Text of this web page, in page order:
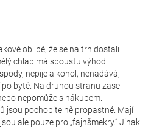
oblibě, že se na trh dostali i
chlap má spoustu výhod!
nepije alkohol, nenadává,
bytě. Na druhou stranu zase
nepomůže s nákupem.
jsou pochopitelně propastné. Mají
ale pouze pro „fajnšmekry.“ Jinak